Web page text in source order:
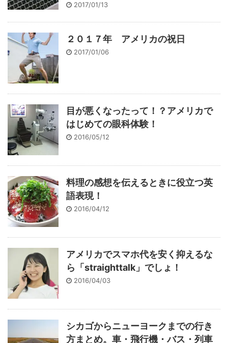
2017/01/13
２０１７年 アメリカの祝日
2017/01/06
目が悪くなったって！？アメリカで
はじめての眼科体験！
2016/05/12
料理の感想を伝えるときに役立つ英
語表現！
2016/04/12
アメリカでスマホ代を安く抑えるな
ら「straighttalk」でしょ！
2016/04/03
シカゴからニューヨークまでの行き
方まとめ。車・飛行機・バス・列車